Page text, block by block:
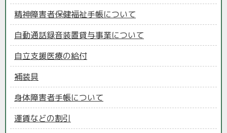
精神障害者保健福祉手帳について
自動通話録音装置貸与事業について
自立支援医療の給付
補装具
身体障害者手帳について
運賃などの割引